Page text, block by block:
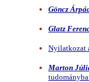
Göncz
Glatz
Nyilatkozat
Marton